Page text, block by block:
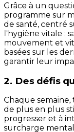
Grâce à un
programme sur
de santé, centré
l'hygiène vitale :
mouvement et
basées sur les
garantir leur
2. Des défis
Chaque
de plus en plus
progresser et à
surcharge